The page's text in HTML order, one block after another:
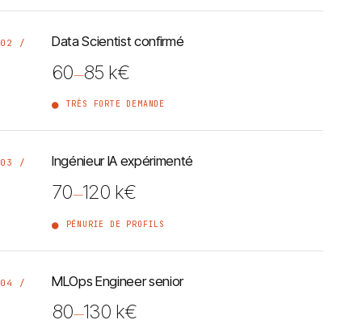
02 / Data Scientist confirmé
60—85 k€
TRÈS FORTE DEMANDE
03 / Ingénieur IA expérimenté
70—120 k€
PÉNURIE DE PROFILS
04 / MLOps Engineer senior
80—130 k€